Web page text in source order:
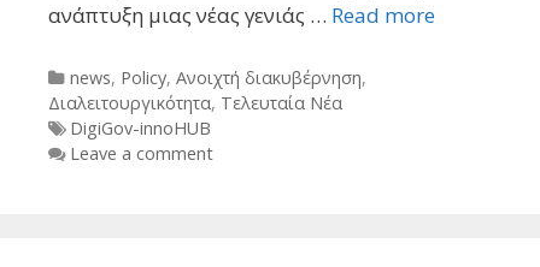
ανάπτυξη μιας νέας γενιάς … Read more
Categories
news, Policy, Ανοιχτή διακυβέρνηση,
Διαλειτουργικότητα, Τελευταία Νέα
Tags
DigiGov-innoHUB
Leave a comment